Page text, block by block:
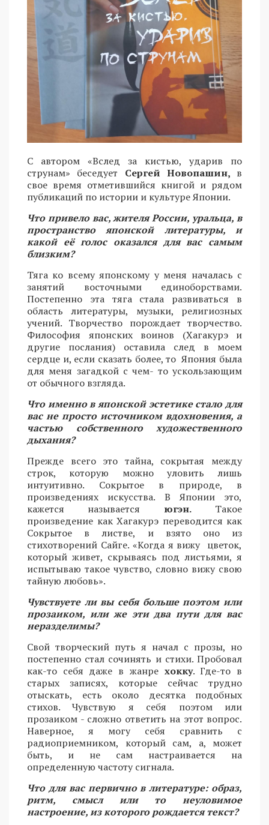
С автором «Вслед за кистью, ударив по
струнам» беседует Сергей Новопашин, в
свое время отметившийся книгой и рядом
публикаций по истории и культуре Японии.
Что привело вас, жителя России, уральца, в
пространство японской литературы, и
какой её голос оказался для вас самым
близким?
Тяга ко всему японскому у меня началась с
занятий восточными единоборствами.
Постепенно эта тяга стала развиваться в
область литературы, музыки, религиозных
учений. Творчество порождает творчество.
Философия японских воинов (Хагакурэ и
другие послания) оставила след в моем
сердце и, если сказать более, то Япония была
для меня загадкой с чем- то ускользающим
от обычного взгляда.
Что именно в японской эстетике стало для
вас не просто источником вдохновения, а
частью собственного художественного
дыхания?
Прежде всего это тайна, сокрытая между
строк, которую можно уловить лишь
интуитивно. Сокрытое в природе, в
произведениях искусства. В Японии это,
кажется называется югэн.Такое
произведение как Хагакурэ переводится как
Сокрытое в листве, и взято оно из
стихотворений Сайге. «Когда я вижу цветок,
который живет, скрываясь под листьями, я
испытываю такое чувство, словно вижу свою
тайную любовь».
Чувствуете ли вы себя больше поэтом или
прозаиком, или же эти два пути для вас
неразделимы?
Свой творческий путь я начал с прозы, но
постепенно стал сочинять и стихи. Пробовал
как-то себя даже в жанре хокку. Где-то в
старых записях, которые сейчас трудно
отыскать, есть около десятка подобных
стихов. Чувствую я себя поэтом или
прозаиком - сложно ответить на этот вопрос.
Наверное, я могу себя сравнить с
радиоприемником, который сам, а, может
быть, и не сам настраивается на
определенную частоту сигнала.
Что для вас первично в литературе: образ,
ритм, смысл или то неуловимое
настроение, из которого рождается текст?